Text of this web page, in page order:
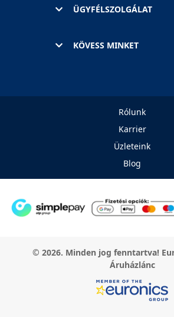
ÜGYFÉLSZOLGÁLAT
KÖVESS MINKET
Rólunk
Karrier
Üzleteink
Blog
© 2026. Minden jog fenntartva!
Áruházlánc